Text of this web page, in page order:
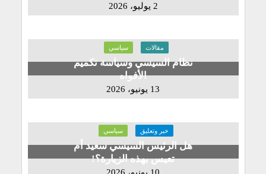
2 يوليو، 2026
مقالات سياسي
نظام السيسي وسياسة تكميم
الأفواه
13 يونيو، 2026
خبر وتعليق سياسي
هل الرئيس السيسي سعيد أم
تعيس بهذه الزيارة؟!